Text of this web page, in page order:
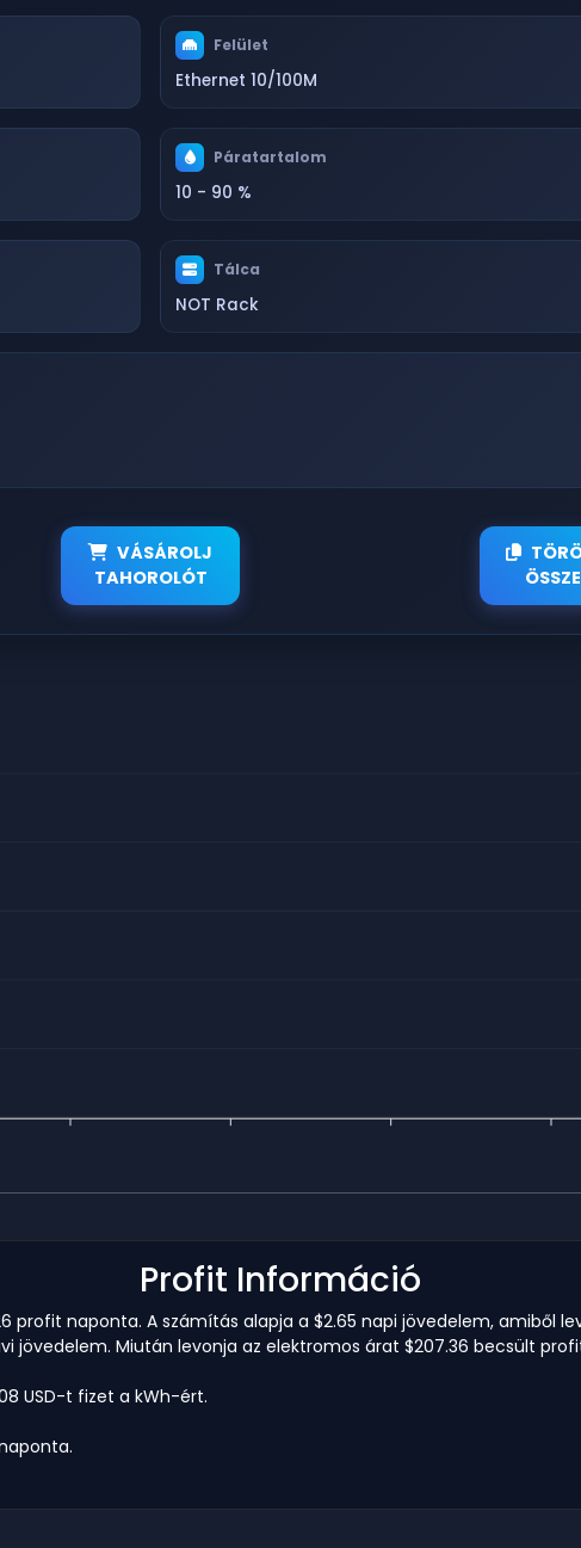
Felület
Ethernet 10/100M
Páratartalom
10 - 90 %
Tálca
NOT Rack
VÁSÁROLJ
TAHOROLÓT
Profit Információ
profit naponta. A számítás alapja a $2.65 napi jövedelem, amiből
jövedelem. Miután levonja az elektromos árat $207.36 becsült
USD-t fizet a kWh-ért.